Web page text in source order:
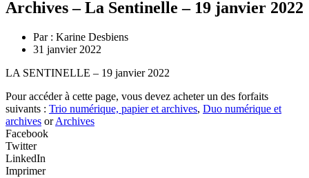
Archives – La Sentinelle – 19 janvier 2022
Par : Karine Desbiens
31 janvier 2022
LA SENTINELLE – 19 janvier 2022
Pour accéder à cette page, vous devez acheter un des forfaits
suivants : Trio numérique, papier et archives, Duo numérique et
archives orArchives
Facebook
Twitter
LinkedIn
Imprimer